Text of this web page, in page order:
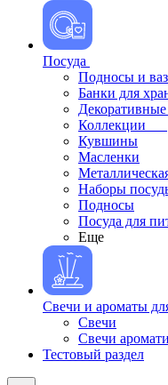
Посуда
Подносы и
Банки для
Коллекции
Кувшины
Масленки
Наборы
Подносы
Посуда для
Еще
Свечи и ароматы
Свечи
Свечи
Тестовый раздел